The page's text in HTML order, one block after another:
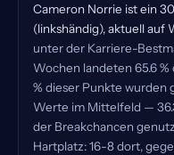
Cameron Norrie ist ein
(linkshändig), aktuell auf
unter der Karriere-
Wochen landeten 65.6
% dieser Punkte wurden
Werte im Mittelfeld —
der Breakchancen
Hartplatz: 16-8 dort,